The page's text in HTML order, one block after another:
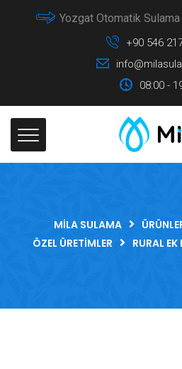
Yozgat Otomatik Sulama
+90 546
08:00 -
MILA SULAMA
ÖZEL ÜRETIMLER
RURAL